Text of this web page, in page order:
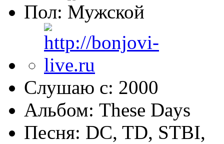
Пол:
Слушаю с: 2000
Альбом: These Days
Песня: DC, TD, STBI,